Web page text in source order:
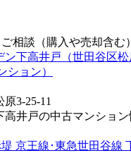
相談（購入や売却含む
ン下高井戸（世田谷区
ション）
3-25-11
高井戸の中古マンショ
京王線･東急世田谷線